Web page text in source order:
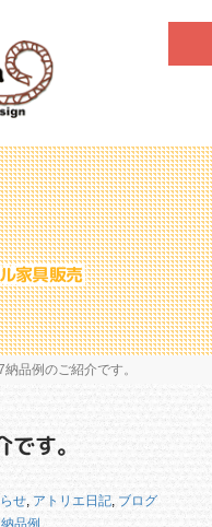
家具販売
品例のご紹介です。
す。
せ, アトリエ日記, ブログ